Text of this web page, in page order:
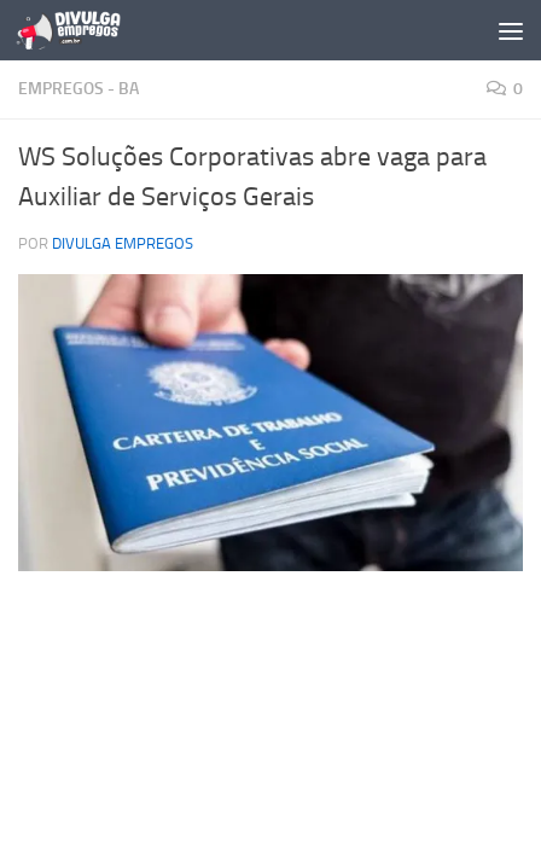
Skip to content
EMPREGOS - BA 0
WS Soluções Corporativas abre vaga para
Auxiliar de Serviços Gerais
POR DIVULGA EMPREGOS